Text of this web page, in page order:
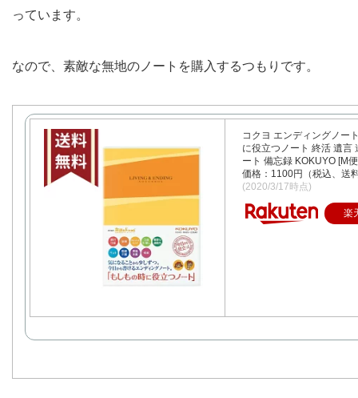
っています。
なので、素敵な無地のノートを購入するつもりです。
コクヨ エンディングノー
に役立つノート 終活 遺言
ート 備忘録 KOKUYO [M
価格：1100円（税込、送
(2020/3/17時点)
楽